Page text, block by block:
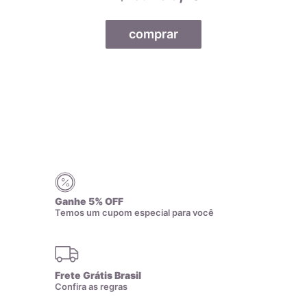
possuem o certificado AMAGOLD, comprovando a qualidade
do teor de ouro nos produtos anunciados. Ao misturar pré-
ligas com ouro puro, garantimos que o teor permaneça
comprar
Ganhe 5% OFF
Temos um cupom especial para você
Frete Grátis Brasil
Confira as regras